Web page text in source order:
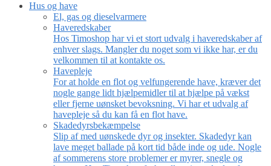
Hus og have
El, gas og dieselvarmere
Haveredskaber
Hos Timoshop har vi et stort udvalg i haveredskaber af
enhver slags. Mangler du noget som vi ikke har, er du
velkommen til at kontakte os.
Havepleje
For at holde en flot og velfungerende have, kræver det
nogle gange lidt hjælpemidler til at hjælpe på vækst
eller fjerne uønsket bevoksning. Vi har et udvalg af
havepleje så du kan få en flot have.
Skadedyrsbekæmpelse
Slip af med uønskede dyr og insekter. Skadedyr kan
lave meget ballade på kort tid både inde og ude. Nogle
af sommerens store problemer er myrer, snegle og